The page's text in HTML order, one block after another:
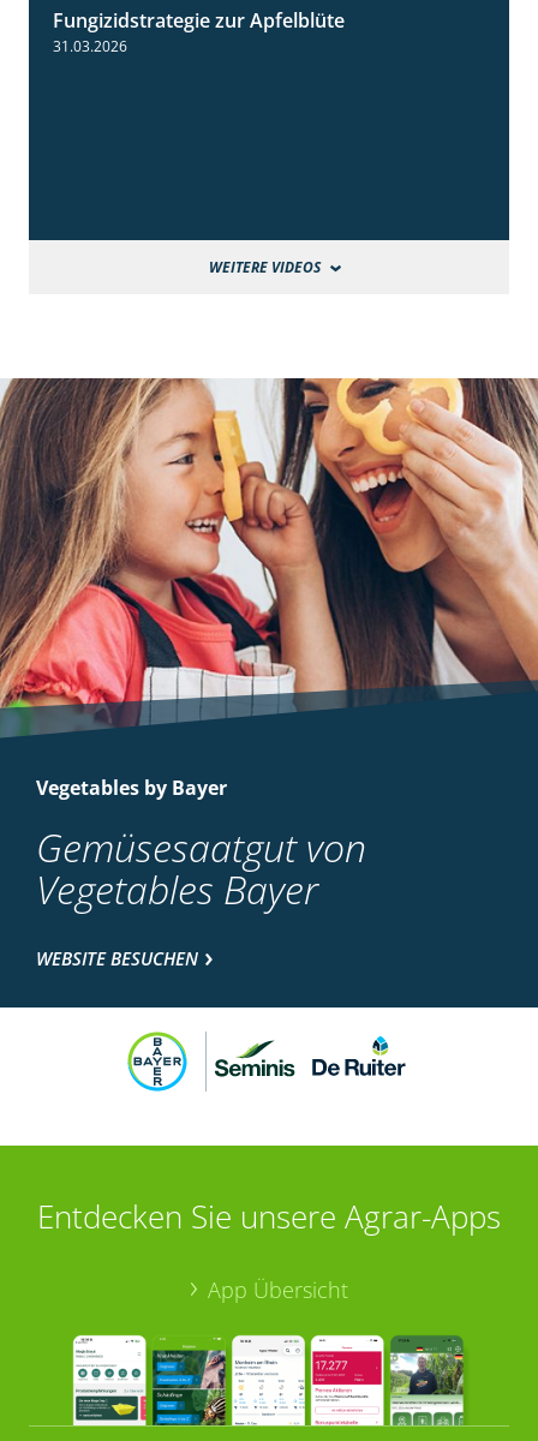
Fungizidstrategie zur Apfelblüte
31.03.2026
WEITERE VIDEOS
Vegetables by Bayer
Gemüsesaatgut von
Vegetables Bayer
WEBSITE BESUCHEN
Entdecken Sie unsere Agrar-Apps
App Übersicht